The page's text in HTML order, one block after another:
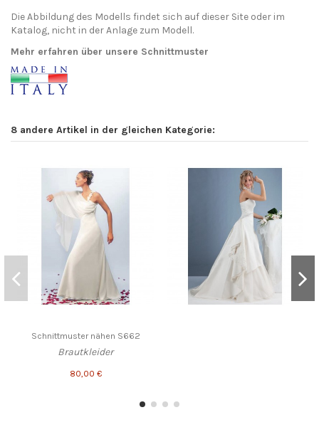
Die Abbildung des Modells findet sich auf dieser Site oder im
Katalog, nicht in der Anlage zum Modell.
Mehr erfahren über unsere Schnittmuster
8 andere Artikel in der gleichen Kategorie:
Schnittmuster nähen S662
Brautkleider
80,00 €